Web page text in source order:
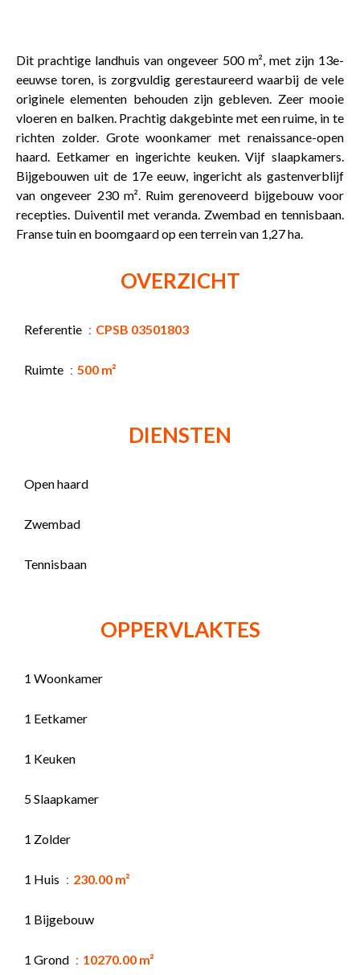
Dit prachtige landhuis van ongeveer 500 m², met zijn 13e-
eeuwse toren, is zorgvuldig gerestaureerd waarbij de vele
originele elementen behouden zijn gebleven. Zeer mooie
vloeren en balken. Prachtig dakgebinte met een ruime, in te
richten zolder. Grote woonkamer met renaissance-open
haard. Eetkamer en ingerichte keuken. Vijf slaapkamers.
Bijgebouwen uit de 17e eeuw, ingericht als gastenverblijf
van ongeveer 230 m². Ruim gerenoveerd bijgebouw voor
recepties. Duiventil met veranda. Zwembad en tennisbaan.
Franse tuin en boomgaard op een terrein van 1,27 ha.
OVERZICHT
Referentie CPSB 03501803
Ruimte 500 m²
DIENSTEN
Open haard
Zwembad
Tennisbaan
OPPERVLAKTES
1 Woonkamer
1 Eetkamer
1 Keuken
5 Slaapkamer
1 Zolder
1 Huis 230.00 m²
1 Bijgebouw
1 Grond 10270.00 m²